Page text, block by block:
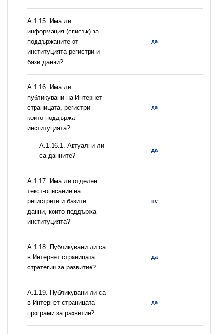
А.1.15. Има ли
информация (списък) за
поддържаните от
институцията регистри и
бази данни?
да
А.1.16. Има ли
публикувани на Интернет
страницата, регистри,
които поддържа
институцията?
да
A.1.16.1. Актуални ли
са данните?
да
А.1.17. Има ли отделен
текст-описание на
регистрите и базите
данни, които поддържа
институцията?
не
А.1.18. Публикувани ли са
в Интернет страницата
стратегии за развитие?
да
А.1.19. Публикувани ли са
в Интернет страницата
програми за развитие?
да